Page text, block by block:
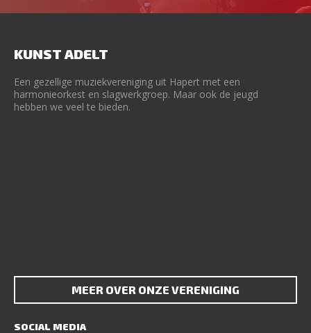
KUNST ADELT
Een gezellige muziekvereniging uit Hapert met een
harmonieorkest en slagwerkgroep. Maar ook de jeugd
hebben we veel te bieden.
MEER OVER ONZE VERENIGING
SOCIAL MEDIA